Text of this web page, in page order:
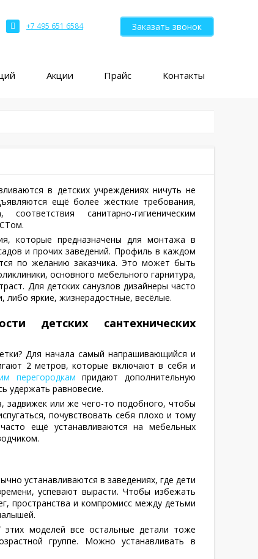
+7 495 651 6584 Заказать звонок
Акции Прайс Контакты
в детских учреждениях ничуть не
ещё более жёсткие требования,
санитарно-гигиеническим
которые предназначены для монтажа в
и прочих заведений. Профиль в каждом
по желанию заказчика. Это может быть
основного мебельного гарнитура,
Для детских санузлов дизайнеры часто
либо яркие, жизнерадостные, весёлые.
детских сантехнических
Для начала самый напрашивающийся и
2 метров, которые включают в себя и
перегородкам придают дополнительную
удержать равновесие.
задвижек или же чего-то подобного, чтобы
почувствовать себя плохо и тому
ещё устанавливаются на мебельных
устанавливаются в заведениях, где дети
успевают вырасти. Чтобы избежать
пространства и компромисс между детьми
моделей все остальные детали тоже
группе. Можно устанавливать в